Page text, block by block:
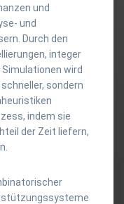
und
und
Durch den
integer
wird
sondern
indem sie
der Zeit liefern,